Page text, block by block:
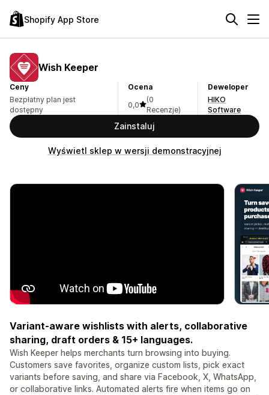
Shopify App Store
Wish Keeper
Ceny
Bezpłatny plan jest
dostępny
Ocena
0,0
(0
Recenzje)
Deweloper
HIKO
Software
Zainstaluj
Wyświetl sklep w wersji demonstracyjnej
Variant-aware wishlists with alerts, collaborative
sharing, draft orders & 15+ languages.
Wish Keeper helps merchants turn browsing into buying.
Customers save favorites, organize custom lists, pick exact
variants before saving, and share via Facebook, X, WhatsApp,
or collaborative links. Automated alerts fire when items go on